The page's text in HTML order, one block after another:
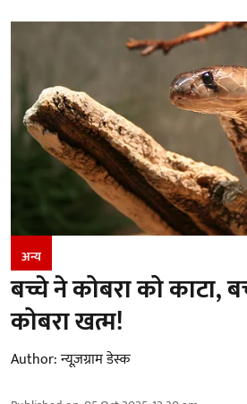
अन्य
बच्चे ने कोबरा को काटा,
कोबरा खत्म!
Author:न्यूज़ग्राम डेस्क